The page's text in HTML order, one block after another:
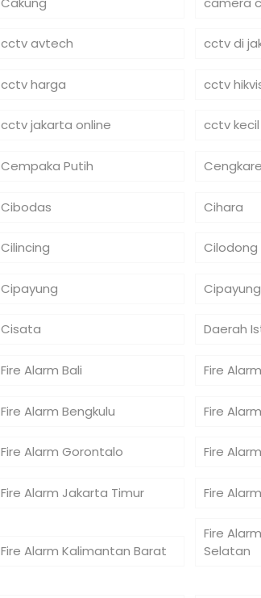
cctv avtech cctv di
cctv harga cctv
cctv jakarta online cctv kecil
Cempaka Putih
Cibodas Cihara
Cilincing Cilodong
Cipayung Cipayung
Cisata Daerah
Fire Alarm Bali Fire
Fire Alarm Bengkulu Fire
Fire Alarm Gorontalo Fire
Fire Alarm Jakarta Timur Fire
Fire Alarm Kalimantan Barat
Fire
Selatan